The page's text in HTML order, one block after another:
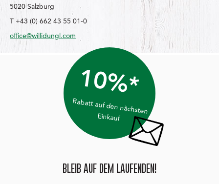
5020 Salzburg
T +43 (0) 662 43 55 01-0
office@willidungl.com
10%*
Rabatt auf den nächsten
Einkauf
BLEIB AUF DEM LAUFENDEN!